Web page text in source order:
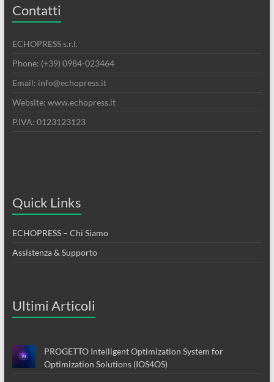
Contatti
ECHOPRESS s.r.l.
Phone: (+39) 0984-023464
Email: info@echopress.it
Website: www.echopress.it
P.IVA: 0123123123
Quick Links
ECHOPRESS – Chi Siamo
Assistenza & Supporto
Ultimi Articoli
PROGETTO Intelligent Optimization System for
Optimization Solutions (IOS4OS)